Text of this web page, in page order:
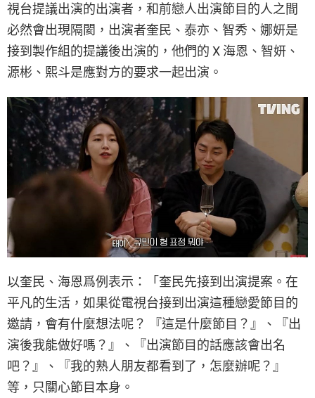
視台提議出演的出演者，和前戀人出演節目的人之間
必然會出現隔閡，出演者奎民、泰亦、智秀、娜妍是
接到製作組的提議後出演的，他們的 X 海恩、智妍、
源彬、熙斗是應對方的要求一起出演。
以奎民、海恩爲例表示：「奎民先接到出演提案。在
平凡的生活，如果從電視台接到出演這種戀愛節目的
邀請，會有什麼想法呢？ 『這是什麼節目？』、『出
演後我能做好嗎？』、『出演節目的話應該會出名
吧？』、『我的熟人朋友都看到了，怎麼辦呢？』
等，只關心節目本身。